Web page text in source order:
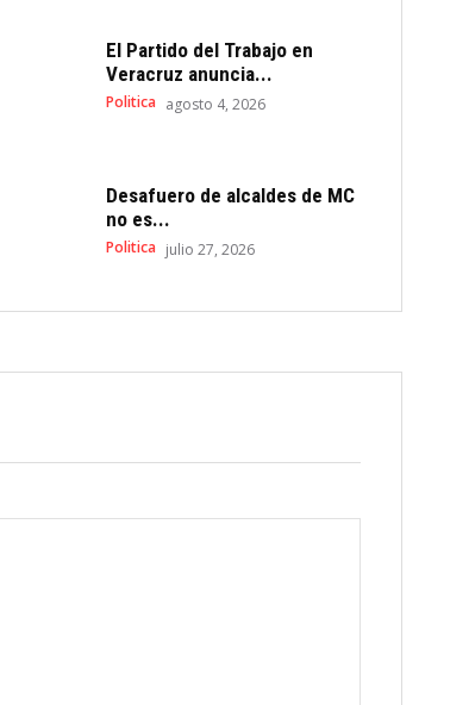
El Partido del Trabajo en
Veracruz anuncia...
Politica agosto 4, 2026
Desafuero de alcaldes de MC
no es...
Politica julio 27, 2026